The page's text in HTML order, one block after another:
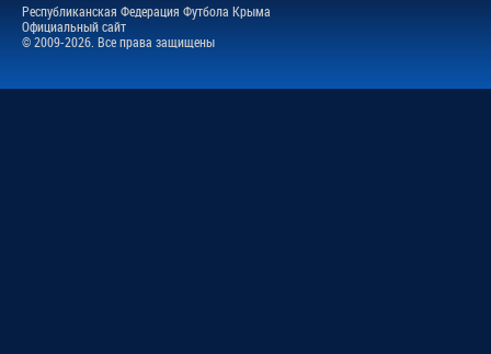
Республиканская Федерация Футбола Крыма
Официальный сайт
© 2009-2026. Все права защищены